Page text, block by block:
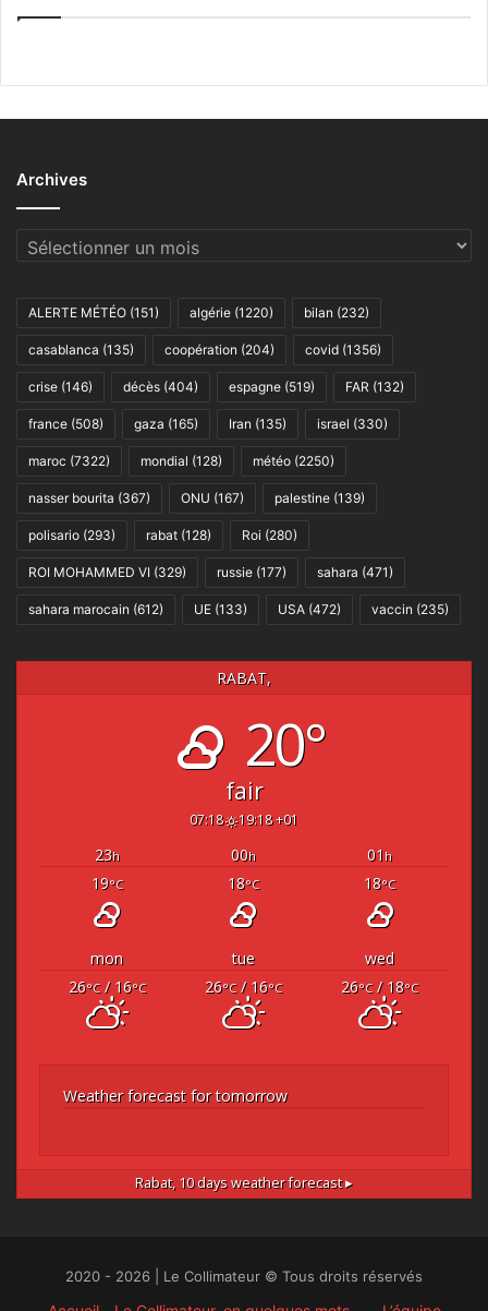
Archives
Archives
ALERTE MÉTÉO (151) algérie (1220) bilan (232)
casablanca (135) coopération (204) covid (1356)
crise (146) décès (404) espagne (519) FAR (132)
france (508) gaza (165) Iran (135) israel (330)
maroc (7322) mondial (128) météo (2250)
nasser bourita (367) ONU (167) palestine (139)
polisario (293) rabat (128) Roi (280)
ROI MOHAMMED VI (329) russie (177) sahara (471)
sahara marocain (612) UE (133) USA (472) vaccin (235)
RABAT,
20°
fair
07:18 19:18 +01
23h 00h 01 h
19°C 18°C 18°C
mon tue
wed
26°C/ 16°C 26°C/ 16°C 26°C/ 18°C
Weather forecast for tomorrow
Rabat,10 days weather forecast ▸
2020 - 2026 | Le Collimateur © Tous droits réservés